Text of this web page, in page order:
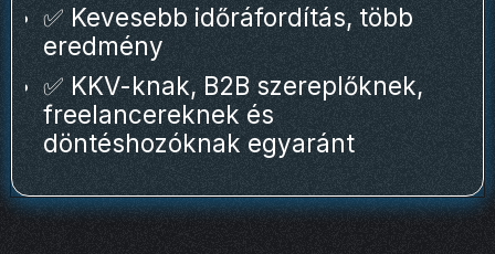
✅ Kevesebb időráfordítás, több
eredmény
✅ KKV-knak, B2B szereplőknek,
freelancereknek és
döntéshozóknak egyaránt